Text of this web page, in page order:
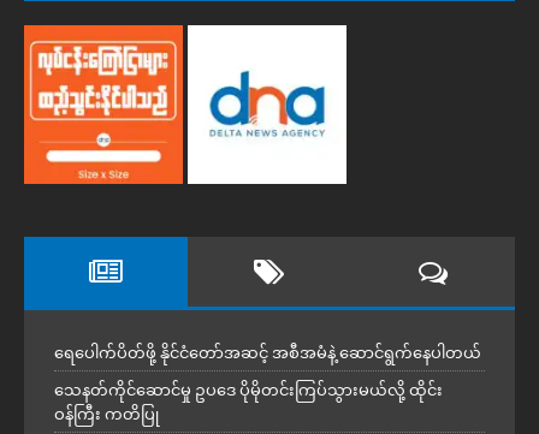
ရေပေါက်ပိတ်ဖို့ နိုင်ငံတော်အဆင့် အစီအမံနဲ့ ဆောင်ရွက်နေပါတယ်
သေနတ်ကိုင်ဆောင်မှု ဥပဒေ ပိုမိုတင်းကြပ်သွားမယ်လို့ ထိုင်း
ဝန်ကြီး ကတိပြု